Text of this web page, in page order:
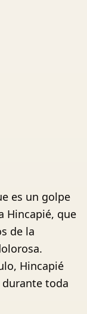
es un golpe
Hincapié, que
de la
Hincapié
toda